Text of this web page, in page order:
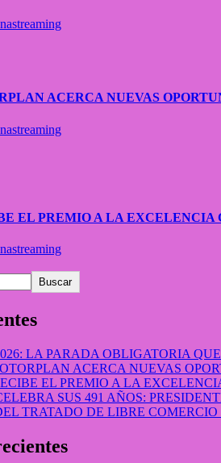
ACERCA NUEVAS
EL PREMIO A LA
Buscar
LA PARADA OBLIGATORIA
ACERCA NUEVAS
EL PREMIO A LA
SUS 491 AÑOS:
TRATADO DE LIBRE